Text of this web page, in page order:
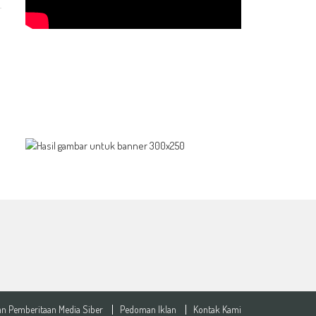
Pemberitaan Media Siber Pedoman Iklan Kontak Kami